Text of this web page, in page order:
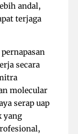
andal,
terjaga
secara
molecular
serap uap
yang